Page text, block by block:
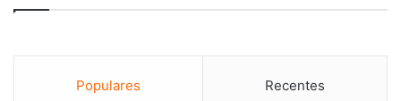
Populares Recentes